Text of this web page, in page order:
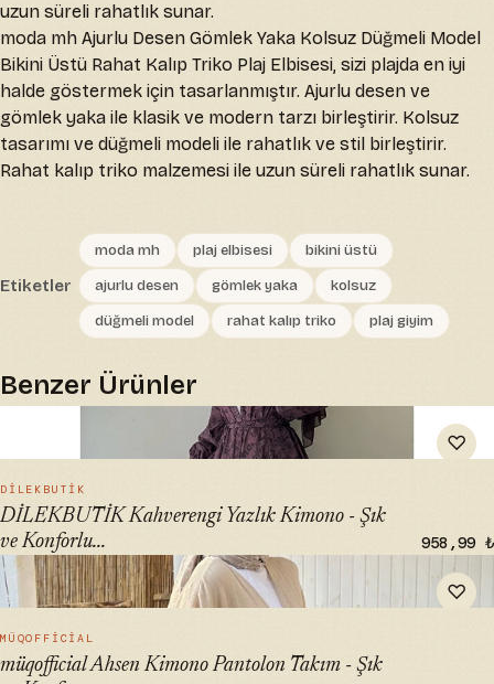
uzun süreli rahatlık sunar.
moda mh Ajurlu Desen Gömlek Yaka Kolsuz Düğmeli Model
Bikini Üstü Rahat Kalıp Triko Plaj Elbisesi, sizi plajda en iyi
halde göstermek için tasarlanmıştır. Ajurlu desen ve
gömlek yaka ile klasik ve modern tarzı birleştirir. Kolsuz
tasarımı ve düğmeli modeli ile rahatlık ve stil birleştirir.
Rahat kalıp triko malzemesi ile uzun süreli rahatlık sunar.
Etiketler
moda mh plaj elbisesi
bikini üstü
ajurlu desen
gömlek yaka
kolsuz
düğmeli model
rahat kalıp triko plaj giyim
Benzer Ürünler
♡
" alt="DİLEKBUTİK Kahverengi Yazlık Kimono - Şık ve
Konforlu Kaftanlar" loading="lazy">
DİLEKBUTİK
DİLEKBUTİK Kahverengi Yazlık Kimono - Şık
ve Konforlu...
958,99 ₺
♡
" alt="müqofficial Ahsen Kimono Pantolon Takım - Şık ve
Konforlu Kaftan Seti" loading="lazy">
MÜQOFFICIAL
müqofficial Ahsen Kimono Pantolon Takım - Şık